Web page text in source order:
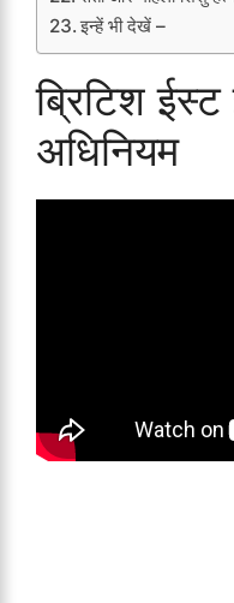
इन्हें भी देखें –
ब्रिटिश
अधिनियम